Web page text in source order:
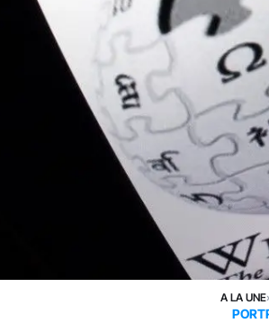
A LA UNE